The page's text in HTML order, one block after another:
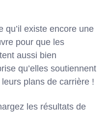
qu’il existe encore une
pour que les
aussi bien
qu’elles soutiennent
plans de carrière !
les résultats de